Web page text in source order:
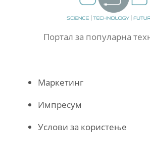
Портал за популарна
Маркетинг
Импресум
Услови за користење